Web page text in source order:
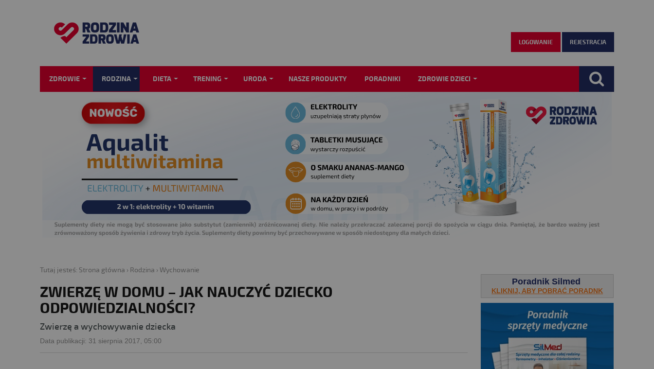
LOGOWANIE REJESTRACJA
ZDROWIE RODZINA DIETA TRENING URODA NASZE PRODUKTY PORADNIKI ZDROWIE DZIECI
Tutaj jesteś: Strona główna › Rodzina › Wychowanie
ZWIERZĘ W DOMU – JAK NAUCZYĆ DZIECKO
ODPOWIEDZIALNOŚCI?
Zwierzę a wychowywanie dziecka
Data publikacji: 31 sierpnia 2017, 05:00
Poradnik Silmed
KLIKNIJ, ABY POBRAĆ PORADNK